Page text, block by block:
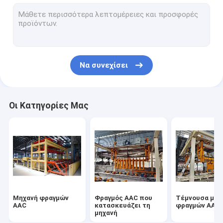
Μηχανή τούβλου φραγμών
Μηχανήματα εγκαταστάσεων φραγμών AAC
Να συνεχίσει
Οι Κατηγορίες Μας
Μηχανή φραγμών
AAC
Φραγμός AAC που
κατασκευάζει τη
μηχανή
Τέμνουσα
φραγμών AAC